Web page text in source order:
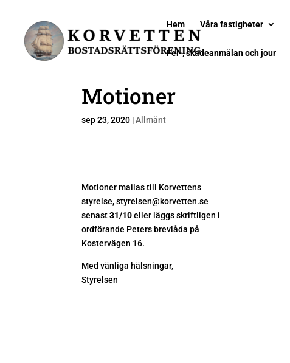
Hem Våra fastigheter
Fel-, skadeanmälan och jour
Motioner
sep 23, 2020 |Allmänt
Motioner mailas till Korvettens
styrelse, styrelsen@korvetten.se
senast31/10eller läggs skriftligen i
ordförande Peters brevlåda på
Kostervägen 16.
Med vänliga hälsningar,
Styrelsen